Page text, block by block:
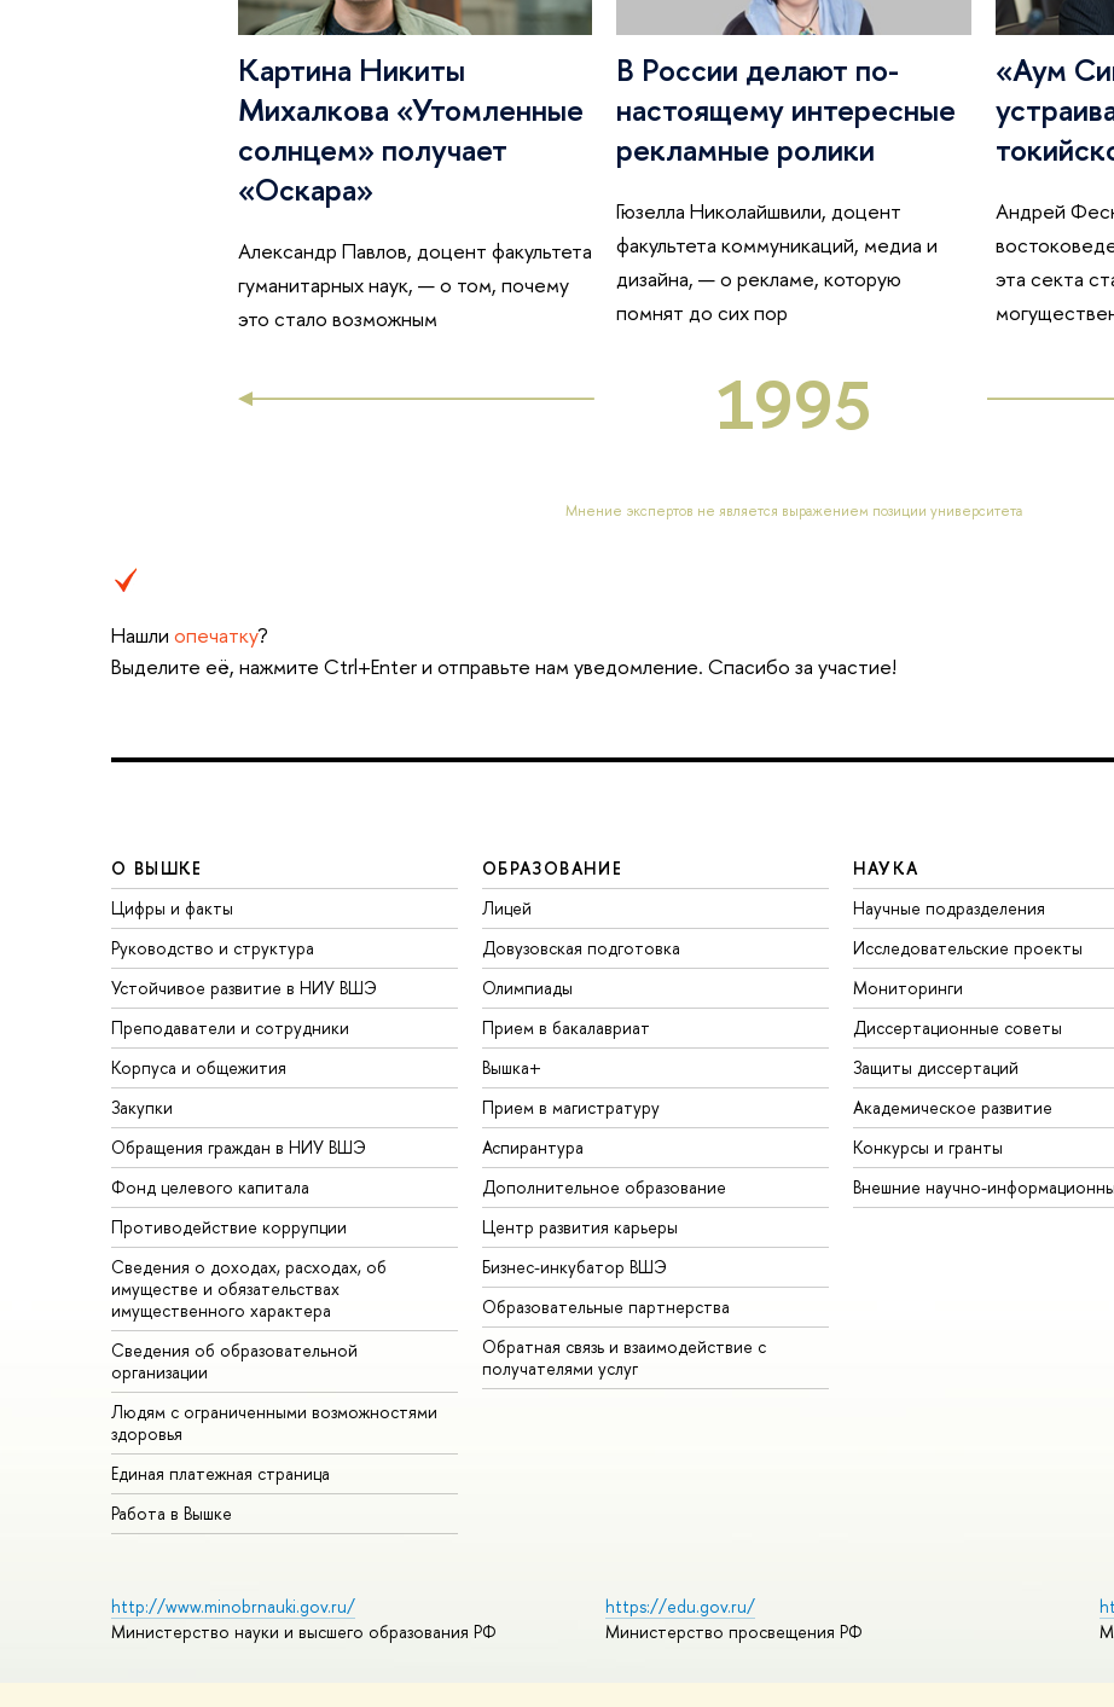
Картина Никиты
Михалкова «Утомленные
солнцем» получает
«Оскара»
Александр Павлов, доцент факультета
гуманитарных наук, — о том, почему
это стало возможным
В России делают по-
настоящему интересные
рекламные ролики
Гюзелла Николайшвили, доцент
факультета коммуникаций, медиа и
дизайна, — о рекламе, которую
помнят до сих пор
«Аум
Андрей
эта секта
1995
Мнение экспертов не является выражением позиции университета
Нашли опечатку?
Выделите её, нажмите Ctrl+Enter и отправьте нам уведомление. Спасибо за участие!
О ВЫШКЕ
Цифры и факты
Руководство и структура
Устойчивое развитие в НИУ ВШЭ
Преподаватели и сотрудники
Корпуса и общежития
Закупки
Обращения граждан в НИУ ВШЭ
Фонд целевого капитала
Противодействие коррупции
Сведения о доходах, расходах, об
имуществе и обязательствах
имущественного характера
Сведения об образовательной
организации
Людям с ограниченными возможностями
здоровья
Единая платежная страница
Работа в Вышке
ОБРАЗОВАНИЕ
Лицей
Довузовская подготовка
Олимпиады
Прием в бакалавриат
Вышка+
Прием в магистратуру
Аспирантура
Дополнительное образование
Центр развития карьеры
Бизнес-инкубатор ВШЭ
Образовательные партнерства
Обратная связь и взаимодействие с
получателями услуг
НАУКА
Научные подразделения
Исследовательские проекты
Мониторинги
Диссертационные советы
Защиты диссертаций
Академическое развитие
Конкурсы и гранты
Внешние научно-
http://www.minobrnauki.gov.ru/
Министерство науки и высшего образования РФ
https://edu.gov.ru/
Министерство просвещения РФ